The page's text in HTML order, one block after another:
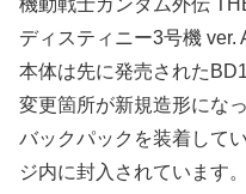
機動戦士ガンダム外伝
ディスティニー3号機 ver.
本体は先に発売された
変更箇所が新規造形になっ
バックパックを装着して
ジ内に封入されています。